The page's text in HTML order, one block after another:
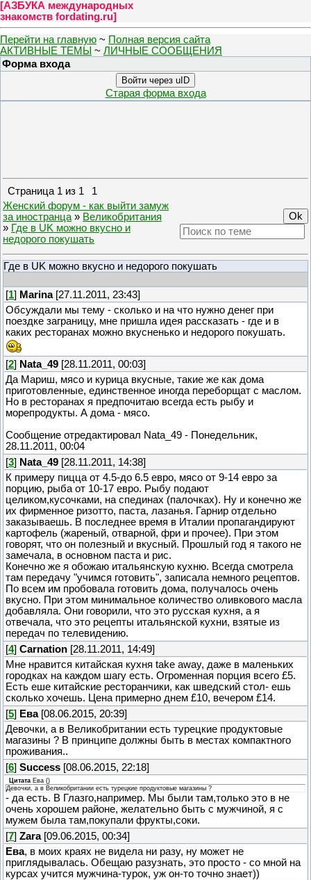
[АЗБУКА международных
знакомств fordating.ru]
Перейти на главную ~ Полная версия сайта
АКТИВНЫЕ ТЕМЫ ~ ЛИЧНЫЕ СООБЩЕНИЯ
Форма входа
Войти через uID
Старая форма входа
Страница 1 из 1
1
Женский форум - как выйти замуж
за иностранца » Великобритания
» Где в UK можно вкусно и
недорого покушать
Где в UK можно вкусно и недорого покушать
[1] Marina[27.11.2011, 23:43]
Обсуждали мы тему - сколько и на что нужно денег при
поездке заграницу, мне пришла идея рассказать - где и в
каких ресторанах можно вкусненько и недорого покушать.
[2] Nata_49 [28.11.2011, 00:03]
Да Мариш, мясо и курица вкусные, такие же как дома
приготовленные, единственное иногда переборщат с маслом.
Но в ресторанах я предпочитаю всегда есть рыбу и
морепродукты. А дома - мясо.
Сообщение отредактировал Nata_49 - Понедельник,
28.11.2011, 00:04
[3] Nata_49 [28.11.2011, 14:38]
К примеру пицца от 4.5-до 6.5 евро, мясо от 9-14 евро за
порцию, рыба от 10-17 евро. Рыбу подают
целиком,кусочками, на спединах (палочках). Ну и конечно же
их фирменное ризотто, паста, лазанья. Гарнир отдельно
заказываешь. В последнее время в Италии пропагандируют
картофель (жареный, отварной, фри и прочее). При этом
говорят, что он полезный и вкусный. Прошлый год я такого не
замечала, в основном паста и рис.
Конечно же я обожаю итальянскую кухню. Всегда смотрела
там передачу "учимся готовить", записала немного рецептов.
По всем им пробовала готовить дома, получалось очень
вкусно. При этом минимальное количество оливкового масла
добавляла. Они говорили, что это русская кухня, а я
отвечала, что это рецепты итальянской кухни, взятые из
передач по телевидению.
[4] Carnation [28.11.2011, 14:49]
Мне нравится китайская кухня take away, даже в маленьких
городках на каждом шагу есть. Огроменная порция всего £5.
Есть еше китайские ресторанчики, как шведский стол- ешь
сколько хочешь. Цена примерно днем £10, вечером £14.
[5] Ева[08.06.2015, 20:39]
Девочки, а в Великобритании есть турецкие продуктовые
магазины ? В принципе должны быть в местах компактного
проживания..
[6] Success [08.06.2015, 22:18]
Цитата Ева ()
Девочки, а в Великобритании есть турецкие продуктовые магазины ?
- да есть. В Глазго,например. Мы были там,только это в не
очень хорошем районе, желательно быть с мужчиной, я с
мужем была там,покупали фрукты,соки.
[7] Zara[09.06.2015, 00:34]
Ева, в моих краях не видела ни разу, ну может не
приглядывалась. Обещаю разузнать, это просто - со мной на
курсах учится мужчина-турок, уж он-то точно знает))